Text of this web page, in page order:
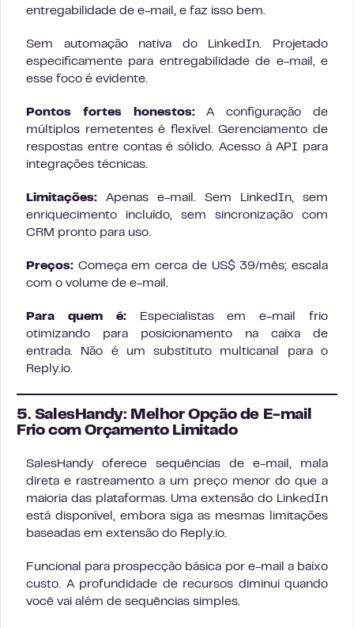
entregabilidade de e-mail, e faz isso bem.
Sem automação nativa do LinkedIn. Projetado
especificamente para entregabilidade de e-mail, e
esse foco é evidente.
Pontos fortes honestos:A configuração de
múltiplos remetentes é flexível. Gerenciamento de
respostas entre contas é sólido. Acesso à API para
integrações técnicas.
Limitações: Apenas e-mail. Sem LinkedIn, sem
enriquecimento incluído, sem sincronização com
CRM pronto para uso.
Preços: Começa em cerca de US$ 39/mês; escala
com o volume de e-mail.
Para quem é:Especialistas em e-mail frio
otimizando para posicionamento na caixa de
entrada. Não é um substituto multicanal para o
Reply.io.
5. SalesHandy: Melhor Opção de E-mail
Frio com Orçamento Limitado
SalesHandy oferece sequências de e-mail, mala
direta e rastreamento a um preço menor do que a
maioria das plataformas. Uma extensão do LinkedIn
está disponível, embora siga as mesmas limitações
baseadas em extensão do Reply.io.
Funcional para prospecção básica por e-mail a baixo
custo. A profundidade de recursos diminui quando
você vai além de sequências simples.